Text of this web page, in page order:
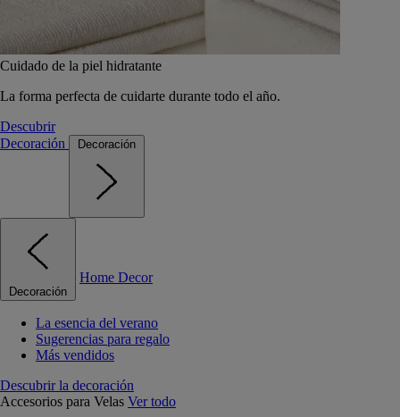
Cuidado de la piel hidratante
La forma perfecta de cuidarte durante todo el año.
Descubrir
Decoración
Decoración
Decoración
Home Decor
La esencia del verano
Sugerencias para regalo
Más vendidos
Descubrir la decoración
Accesorios para Velas Ver todo